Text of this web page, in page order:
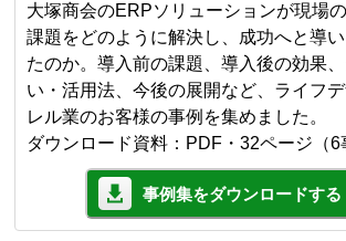
大塚商会のERPソリューションが現場の
課題をどのように解決し、成功へと導い
たのか。導入前の課題、導入後の効果
い・活用法、今後の展開など、ライフ
レル業のお客様の事例を集めました。
ダウンロード資料：PDF・32ページ（6
事例集をダウンロードする